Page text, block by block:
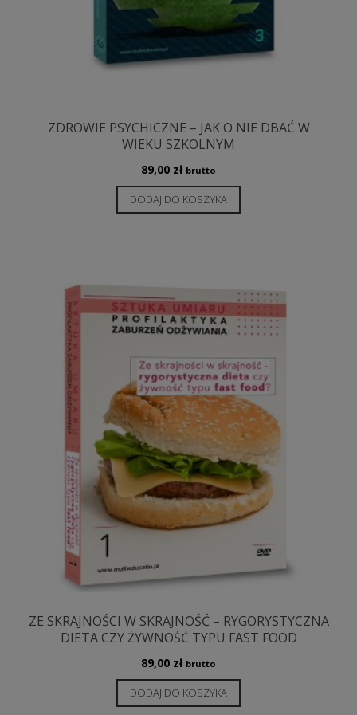
ZDROWIE PSYCHICZNE – JAK O NIE DBAĆ W
WIEKU SZKOLNYM
89,00 zł brutto
DODAJ DO KOSZYKA
ZE SKRAJNOŚCI W SKRAJNOŚĆ – RYGORYSTYCZNA
DIETA CZY ŻYWNOŚĆ TYPU FAST FOOD
89,00 zł brutto
DODAJ DO KOSZYKA